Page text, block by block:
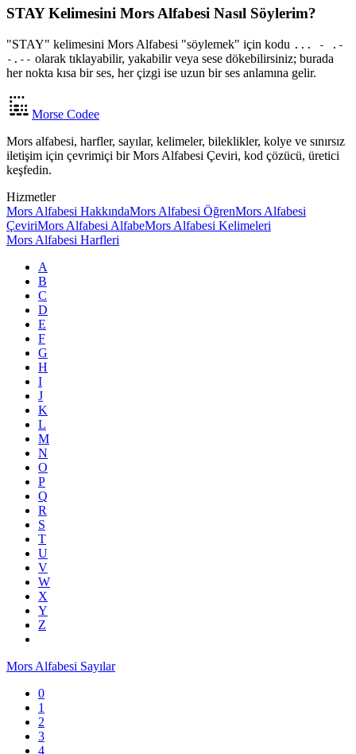
STAY Kelimesini Mors Alfabesi Nasıl Söylerim?
"STAY" kelimesini Mors Alfabesi "söylemek" için kodu ... - .-
-.-- olarak tıklayabilir, yakabilir veya sese dökebilirsiniz; burada
her nokta kısa bir ses, her çizgi ise uzun bir ses anlamına gelir.
Morse Codee
Mors alfabesi, harfler, sayılar, kelimeler, bileklikler, kolye ve sınırsız
iletişim için çevrimiçi bir Mors Alfabesi Çeviri, kod çözücü, üretici
keşfedin.
Hizmetler
Mors Alfabesi HakkındaMors Alfabesi ÖğrenMors Alfabesi
ÇeviriMors Alfabesi AlfabeMors Alfabesi Kelimeleri
Mors Alfabesi Harfleri
A
B
C
D
E
F
G
H
I
J
K
L
M
N
O
P
Q
R
S
T
U
V
W
X
Y
Z
Mors Alfabesi Sayılar
0
1
2
3
4